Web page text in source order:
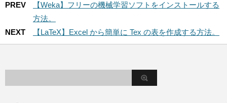
PREV
【Weka】フリーの機械学習ソフトをインストールする
方法。
NEXT
【LaTeX】Excel から簡単に Tex の表を作成する方法。